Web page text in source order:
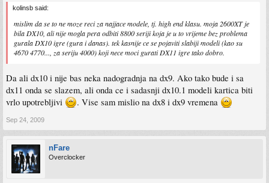
kolinsb said:
mislim da se to ne moze reci za najjace modele, tj. high end klasu. moja 2600XT je
bila DX10, ali nije mogla pera odbiti 8800 seriji koja je u to vrijeme bez problema
gurala DX10 igre (gura i danas). tek kasnije ce se pojaviti slabiji modeli (kao su
4670 4770..., za seriju 4000) koji nece moci gurati DX11 igre tako dobro.
Da ali dx10 i nije bas neka nadogradnja na dx9. Ako tako bude i sa
dx11 onda se slazem, ali onda ce i sadasnji dx10.1 modeli kartica biti
vrlo upotrebljivi
. Vise sam mislio na dx8 i dx9 vremena
Sep 24, 2009
nFare
Overclocker